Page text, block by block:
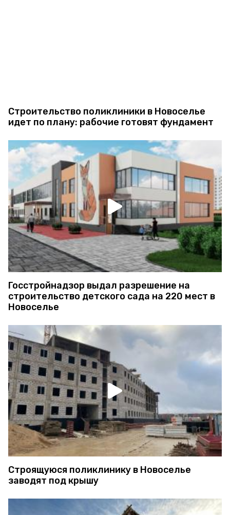
Строительство поликлиники в Новоселье
идет по плану: рабочие готовят фундамент
Госстройнадзор выдал разрешение на
строительство детского сада на 220 мест в
Новоселье
Строящуюся поликлинику в Новоселье
заводят под крышу